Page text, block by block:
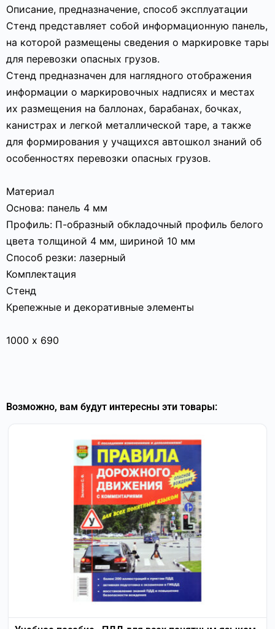
Описание, предназначение, способ эксплуатации
Стенд представляет собой информационную панель,
на которой размещены сведения о маркировке тары
для перевозки опасных грузов.
Стенд предназначен для наглядного отображения
информации о маркировочных надписях и местах
их размещения на баллонах, барабанах, бочках,
канистрах и легкой металлической таре, а также
для формирования у учащихся автошкол знаний об
особенностях перевозки опасных грузов.
Материал
Основа: панель 4 мм
Профиль: П-образный обкладочный профиль белого
цвета толщиной 4 мм, шириной 10 мм
Способ резки: лазерный
Комплектация
Стенд
Крепежные и декоративные элементы
1000 х 690
Возможно, вам будут интересны эти товары: